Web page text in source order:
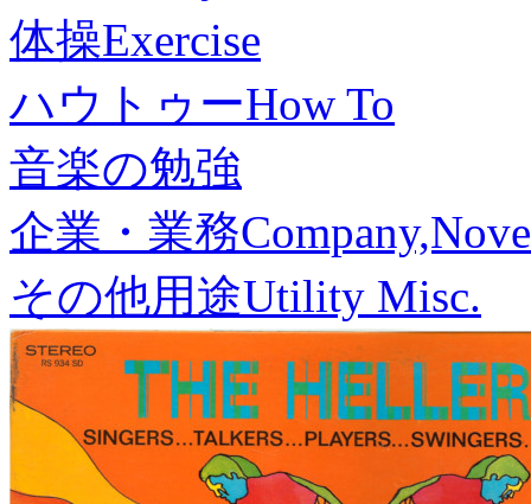
体操Exercise
ハウトゥーHow To
音楽の勉強
企業・業務
その他用途Utility Misc.